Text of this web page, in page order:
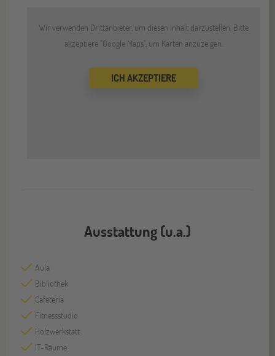
Wir verwenden Drittanbieter, um diesen Inhalt darzustellen. Bitte
akzeptiere "Google Maps", um Karten anzuzeigen.
ICH AKZEPTIERE
Ausstattung (u.a.)
Aula
Bibliothek
Cafeteria
Fitnessstudio
Holzwerkstatt
IT-Räume